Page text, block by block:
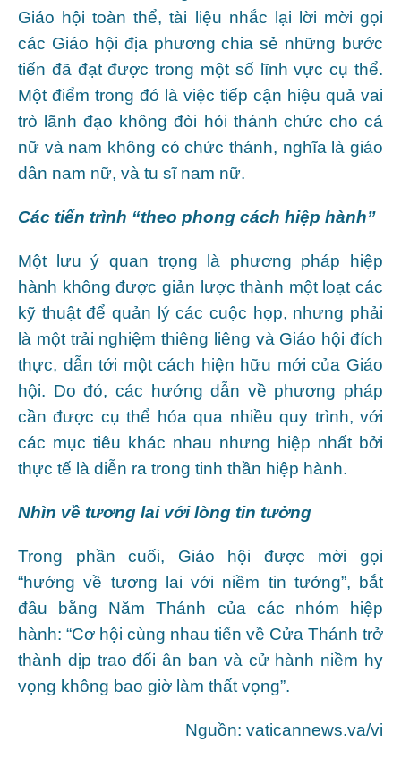
Giáo hội toàn thể, tài liệu nhắc lại lời mời gọi
các Giáo hội địa phương chia sẻ những bước
tiến đã đạt được trong một số lĩnh vực cụ thể.
Một điểm trong đó là việc tiếp cận hiệu quả vai
trò lãnh đạo không đòi hỏi thánh chức cho cả
nữ và nam không có chức thánh, nghĩa là giáo
dân nam nữ, và tu sĩ nam nữ.
Các tiến trình “theo phong cách hiệp hành”
Một lưu ý quan trọng là phương pháp hiệp
hành không được giản lược thành một loạt các
kỹ thuật để quản lý các cuộc họp, nhưng phải
là một trải nghiệm thiêng liêng và Giáo hội đích
thực, dẫn tới một cách hiện hữu mới của Giáo
hội. Do đó, các hướng dẫn về phương pháp
cần được cụ thể hóa qua nhiều quy trình, với
các mục tiêu khác nhau nhưng hiệp nhất bởi
thực tế là diễn ra trong tinh thần hiệp hành.
Nhìn về tương lai với lòng tin tưởng
Trong phần cuối, Giáo hội được mời gọi
“hướng về tương lai với niềm tin tưởng”, bắt
đầu bằng Năm Thánh của các nhóm hiệp
hành: “Cơ hội cùng nhau tiến về Cửa Thánh trở
thành dịp trao đổi ân ban và cử hành niềm hy
vọng không bao giờ làm thất vọng”.
Nguồn: vaticannews.va/vi